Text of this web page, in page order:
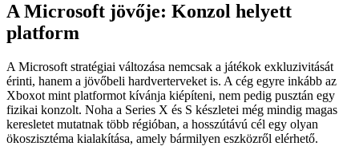
A Microsoft jövője: Konzol helyett
platform
A Microsoft stratégiai változása nemcsak a játékok exkluzivitását
érinti, hanem a jövőbeli hardverterveket is. A cég egyre inkább az
Xboxot mint platformot kívánja kiépíteni, nem pedig pusztán egy
fizikai konzolt. Noha a Series X és S készletei még mindig magas
keresletet mutatnak több régióban, a hosszútávú cél egy olyan
ökoszisztéma kialakítása, amely bármilyen eszközről elérhető.